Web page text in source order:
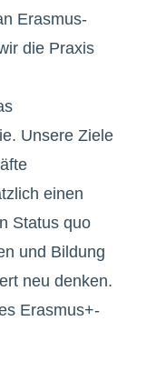
Erasmus-
die Praxis
Unsere Ziele
einen
Status quo
und Bildung
neu denken.
Erasmus+-